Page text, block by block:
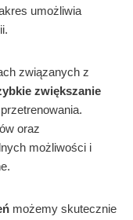
umożliwia
związanych z
zwiększanie
oraz
możliwości i
możemy skutecznie